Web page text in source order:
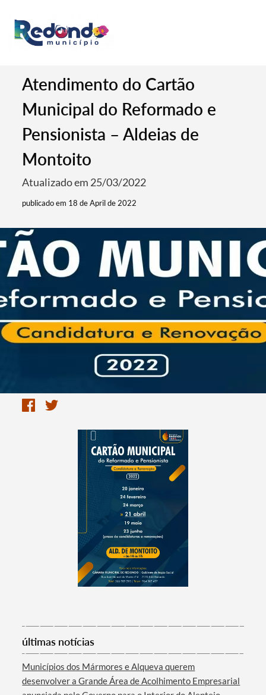
Termo de Pesquisa
Atendimento do Cartão
Municipal do Reformado e
Pensionista – Aldeias de
Montoito
Atualizado em 25/03/2022
publicado em 18 de April de 2022
últimas notícias
Municípios dos Mármores e Alqueva querem
desenvolver a Grande Área de Acolhimento Empresarial